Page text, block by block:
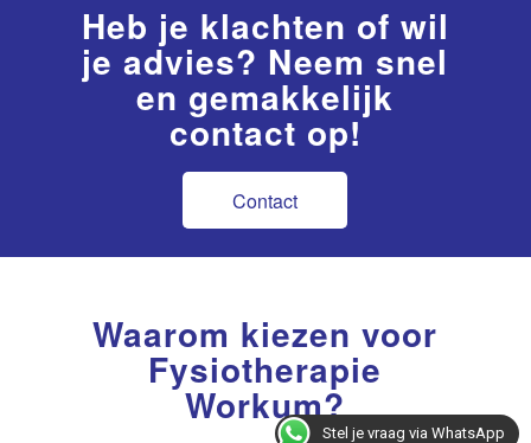
Heb je klachten of wil
je advies? Neem snel
en gemakkelijk
contact op!
Contact
Waarom kiezen voor
Fysiotherapie
Workum?
Stel je vraag via WhatsApp